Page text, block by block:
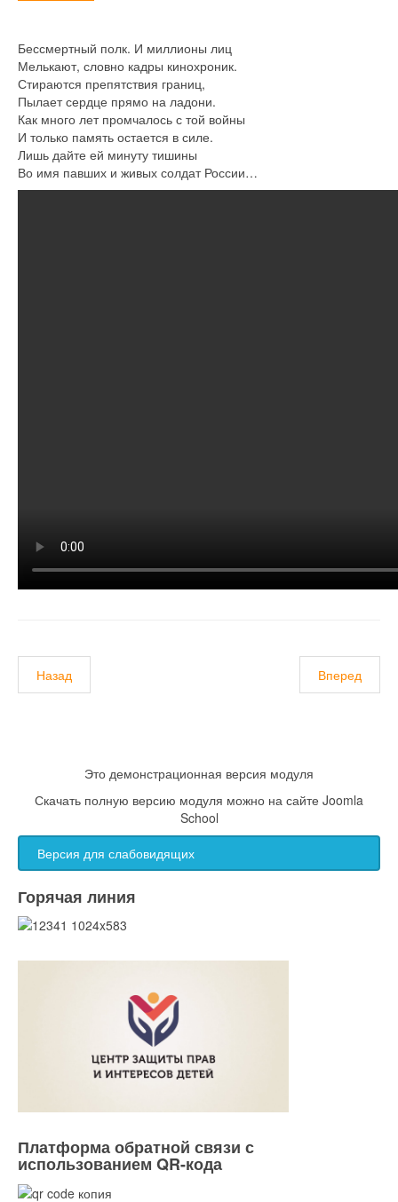
Бессмертный полк. И миллионы лиц
Мелькают, словно кадры кинохроник.
Стираются препятствия границ,
Пылает сердце прямо на ладони.
Как много лет промчалось с той войны
И только память остается в силе.
Лишь дайте ей минуту тишины
Во имя павших и живых солдат России…
Назад Вперед
Это демонстрационная версия модуля
Скачать полную версию модуля можно на сайте Joomla
School
Версия для слабовидящих
Горячая линия
Платформа обратной связи с
использованием QR-кода